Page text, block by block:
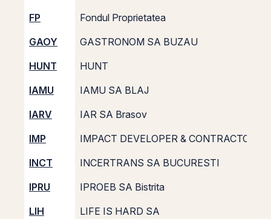
FP
Fondul Proprietatea
GAOY
GASTRONOM SA BUZAU
HUNT
HUNT
IAMU
IAMU SA BLAJ
IARV
IAR SA Brasov
IMP
IMPACT DEVELOPER & CONTRACTOR
INCT
INCERTRANS SA BUCURESTI
IPRU
IPROEB SA Bistrita
LIH
LIFE IS HARD SA